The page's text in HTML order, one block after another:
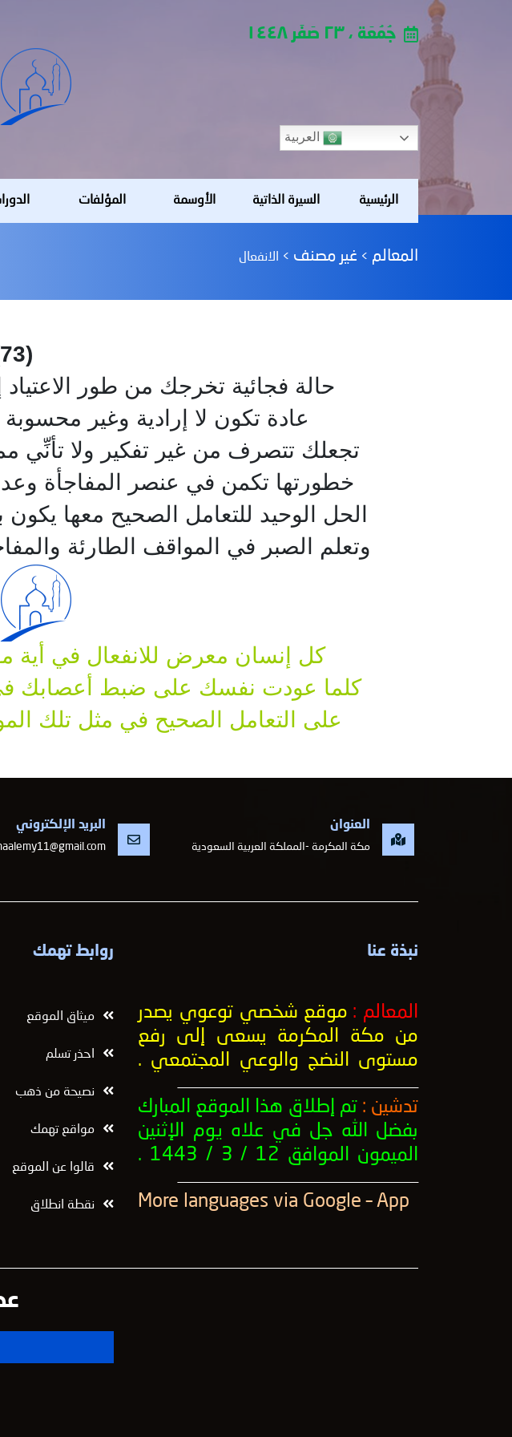
جُمُعَة ، ٢٣ صَفَر ١٤٤٨
العربية
الرئيسية السيرة الذاتية الأوسمة المؤلفات
المعالم > غير مصنف > الانفعال
(73) الانفعال
حالة فجائية تخرجك من طور
عادة تكون لا إرادية وغير
تجعلك تتصرف من غير تفكير ولا تأنِّي
خطورتها تكمن في عنصر المفاجأة وعدم
الحل الوحيد للتعامل الصحيح معها
وتعلم الصبر في المواقف الطارئة
كل إنسان معرض للانفعال في أية
كلما عودت نفسك على ضبط أعصابك في
على التعامل الصحيح في مثل تلك
العنوان
مكة المكرمة -المملكة العربية السعودية
البريد الإلكتروني
نبذة عنا
المعالم : موقع شخصي توعوي يصدر
من مكة المكرمة يسعى إلى رفع
مستوى النضج والوعي المجتمعي .
ــــــــــــــــــــــــــــــــــــــــــــــــــــــــــــــــــــــــــــــــــــــــــــــــــــ
تدشين : تم إطلاق هذا الموقع المبارك
بفضل الله جل في علاه يوم الإثنين
الميمون الموافق 12 / 3 / 1443 .
ــــــــــــــــــــــــــــــــــــــــــــــــــــــــــــــــــــــــــــــــــــــــــــــــــــ
روابط تهمك
ميثاق الموقع
احذر تسلم
نصيحة من ذهب
مواقع تهمك
قالوا عن الموقع
نقطة انطلاق